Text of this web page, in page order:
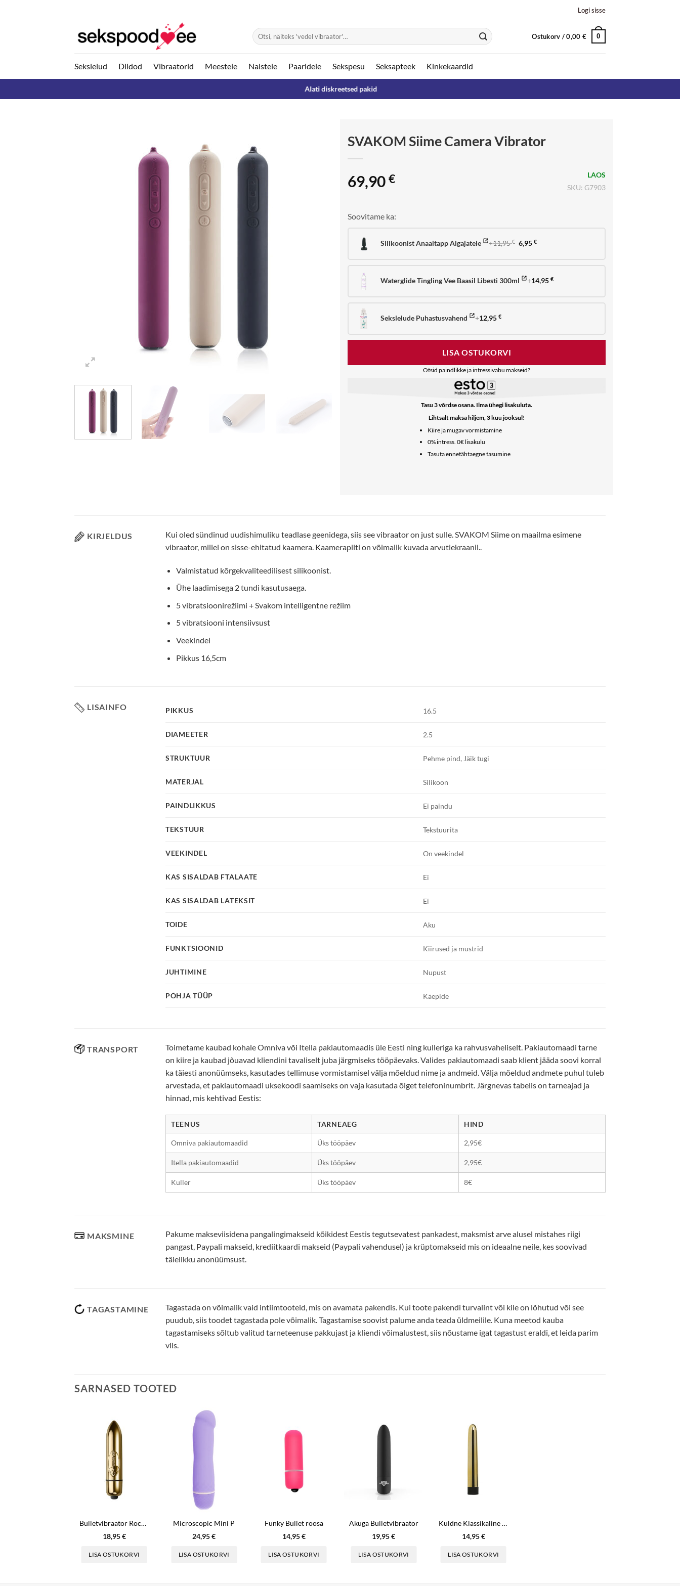
Logi sisse
Otsi: Ostukorv /0,00 € 0
Sekslelud Dildod Vibraatorid Meestele Naistele Paaridele Sekspesu Seksapteek Kinkekaardid
Alati diskreetsed pakid
SVAKOM Siime Camera Vibrator
69,90 €
LAOS
SKU: G7903
Soovitame ka:
Silikoonist Anaaltapp Algajatele +11,95€ Algne
11,95 €.
6,95€Praegune
6,95 €.
Waterglide Tingling Vee Baasil Libesti 300ml +14,95 €
Sekslelude Puhastusvahend +12,95 €
LISA OSTUKORVI
Otsid paindlikke ja intressivabu makseid?
Tasu 3 võrdse osana. Ilma ühegi lisakuluta.
Lihtsalt maksa hiljem, 3 kuu jooksul!
Kiire ja mugav vormistamine
0% intress. 0€ lisakulu
Tasuta ennetähtaegne tasumine
KIRJELDUS
Kui oled sündinud uudishimuliku teadlase geenidega, siis see vibraator on just sulle. SVAKOM Siime on maailma esimene
vibraator, millel on sisse-ehitatud kaamera. Kaamerapilti on võimalik kuvada arvutiekraanil..
Valmistatud kõrgekvaliteedilisest silikoonist.
Ühe laadimisega 2 tundi kasutusaega.
5 vibratsioonirežiimi + Svakom intelligentne režiim
5 vibratsiooni intensiivsust
Veekindel
Pikkus 16,5cm
LISAINFO PIKKUS 16.5
DIAMEETER 2.5
STRUKTUUR Pehme pind, Jäik tugi
MATERJAL Silikoon
PAINDLIKKUS Ei paindu
TEKSTUUR Tekstuurita
VEEKINDEL On veekindel
KAS SISALDAB FTALAATE Ei
KAS SISALDAB LATEKSIT Ei
TOIDE Aku
FUNKTSIOONID Kiirused ja mustrid
JUHTIMINE Nupust
PÕHJA TÜÜP Käepide
TRANSPORT
Toimetame kaubad kohale Omniva või Itella pakiautomaadis üle Eesti ning kulleriga ka rahvusvaheliselt. Pakiautomaadi tarne
on kiire ja kaubad jõuavad kliendini tavaliselt juba järgmiseks tööpäevaks. Valides pakiautomaadi saab klient jääda soovi korral
ka täiesti anonüümseks, kasutades tellimuse vormistamisel välja mõeldud nime ja andmeid. Välja mõeldud andmete puhul tuleb
arvestada, et pakiautomaadi uksekoodi saamiseks on vaja kasutada õiget telefoninumbrit. Järgnevas tabelis on tarneajad ja
hinnad, mis kehtivad Eestis:
TEENUS TARNEAEG HIND
Omniva pakiautomaadid Üks tööpäev 2,95€
Itella pakiautomaadid Üks tööpäev 2,95€
Kuller Üks tööpäev 8€
MAKSMINE
Pakume makseviisidena pangalingimakseid kõikidest Eestis tegutsevatest pankadest, maksmist arve alusel mistahes riigi
pangast, Paypali makseid, krediitkaardi makseid (Paypali vahendusel) ja krüptomakseid mis on ideaalne neile, kes soovivad
täielikku anonüümsust.
TAGASTAMINE
Tagastada on võimalik vaid intiimtooteid, mis on avamata pakendis. Kui toote pakendi turvalint või kile on lõhutud või see
puudub, siis toodet tagastada pole võimalik. Tagastamise soovist palume anda teada üldmeilile. Kuna meetod kauba
tagastamiseks sõltub valitud tarneteenuse pakkujast ja kliendi võimalustest, siis nõustame igat tagastust eraldi, et leida parim
viis.
SARNASED TOOTED
Bulletvibraator Rocks Off – Kuld
18,95€
LISA OSTUKORVI
Microscopic Mini P
24,95€
LISA OSTUKORVI
Funky Bullet roosa
14,95€
LISA OSTUKORVI
Akuga Bulletvibraator
19,95€
LISA OSTUKORVI
Kuldne Klassikaline Vibraator
14,95€
LISA OSTUKORVI